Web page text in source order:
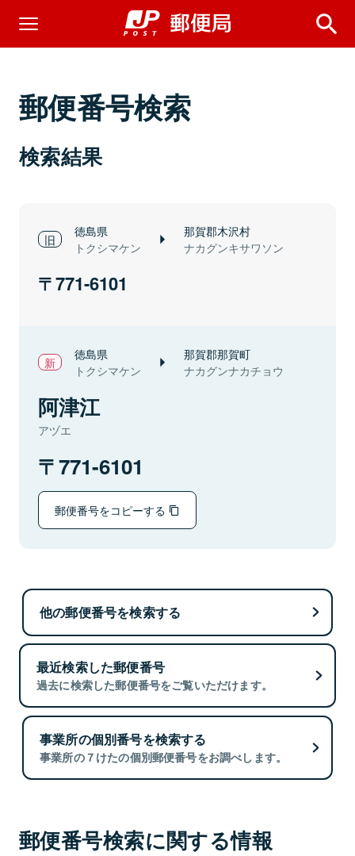
郵便番号検索
検索結果
徳島県
トクシマケン
那賀郡木沢村
ナカグンキサワソン
771-6101
徳島県
トクシマケン
那賀郡那賀町
ナカグンナカチョウ
阿津江
アヅエ
771-6101
郵便番号をコピーする
他の郵便番号を検索する
最近検索した郵便番号
過去に検索した郵便番号をご覧いただけます。
事業所の個別番号を検索する
事業所の７けたの個別郵便番号をお調べします。
郵便番号検索に関する情報